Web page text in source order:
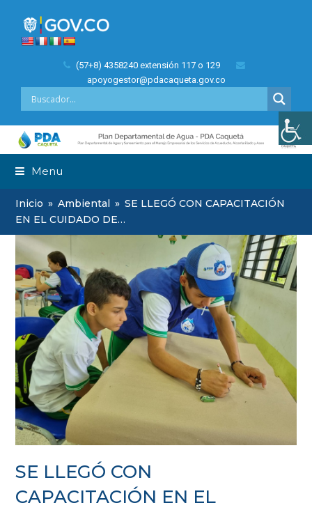
(57+8) 4358240 extensión 117 o 129
apoyogestor@pdacaqueta.gov.co
Menu
Inicio » Ambiental » SE LLEGÓ CON CAPACITACIÓN
EN EL CUIDADO DE…
SE LLEGÓ CON
CAPACITACIÓN EN EL